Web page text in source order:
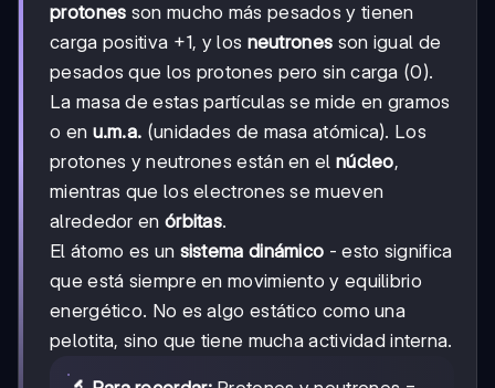
protones son mucho más pesados y tienen
carga positiva +1
+1, y los neutrones son igual de
pesados que los protones pero sin carga (0).
La masa de estas partículas se mide en gramos
o en u.m.a. (unidades de masa atómica). Los
protones y neutrones están en el núcleo,
mientras que los electrones se mueven
alrededor en órbitas.
El átomo es un sistema dinámico - esto significa
que está siempre en movimiento y equilibrio
energético. No es algo estático como una
pelotita, sino que tiene mucha actividad interna.